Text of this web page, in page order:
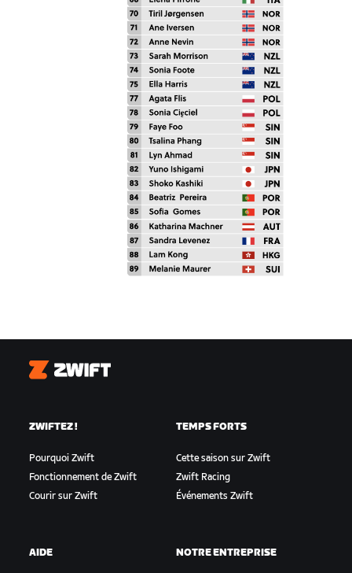
Zwift
ZWIFTEZ !
Pourquoi Zwift
Fonctionnement de Zwift
Courir sur Zwift
TEMPS FORTS
Cette saison sur Zwift
Zwift Racing
Événements Zwift
AIDE NOTRE ENTREPRISE